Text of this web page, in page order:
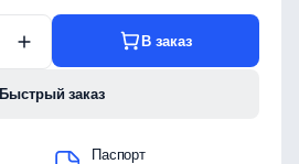
В заказ
Быстрый заказ
Паспорт